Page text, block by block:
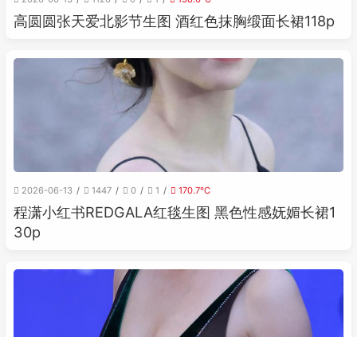
高圆圆张天爱北影节生图 酒红色抹胸缎面长裙118p
2026-06-13 1447 0 1 170.7℃
程潇小红书REDGALA红毯生图 黑色性感妩媚长裙1
30p